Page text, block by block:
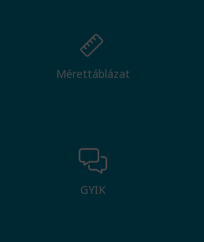
Mérettáblázat
GYIK